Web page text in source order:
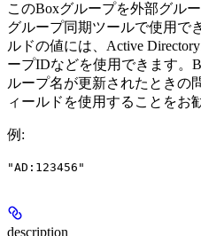
このBoxグループを外部グル
グループ同期ツールで使用で
ルドの値には、Active
ープIDなどを使用できます。
ループ名が更新されたときの
ィールドを使用することをお
例 :
"AD:123456"
description